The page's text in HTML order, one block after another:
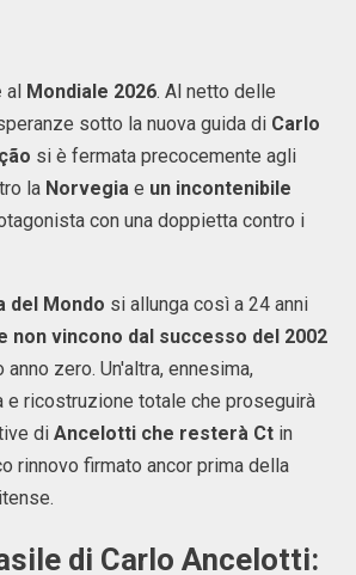
al Mondiale 2026. Al netto delle
sotto la nuova guida di Carlo
si è fermata precocemente agli
la Norvegia e un incontenibile
con una doppietta contro i
del Mondo si allunga così a 24 anni
non vincono dal successo del 2002
anno zero. Un'altra, ennesima,
e ricostruzione totale che proseguirà
di Ancelotti che resterà Ct in
rinnovo firmato ancor prima della
di Carlo Ancelotti: